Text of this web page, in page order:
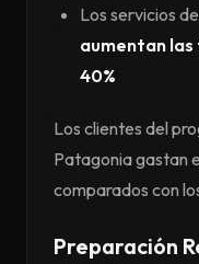
Los servicios
aumentan las
40%
Los clientes del
Patagonia gastan
comparados con
Preparación